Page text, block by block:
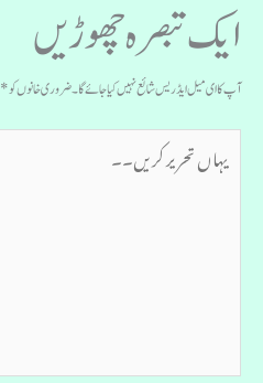
ایک تبصرہ چھوڑیں
آپ کا ای میل ایڈریس شائع نہیں کیا جائے گا۔ضروری خانوں کو*
تحریر